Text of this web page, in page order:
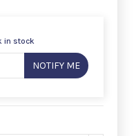
in stock
NOTIFY ME